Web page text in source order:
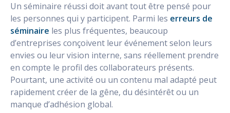
Un séminaire réussi doit avant tout être pensé pour
les personnes qui y participent. Parmi les erreurs de
séminaire les plus fréquentes, beaucoup
d’entreprises conçoivent leur événement selon leurs
envies ou leur vision interne, sans réellement prendre
en compte le profil des collaborateurs présents.
Pourtant, une activité ou un contenu mal adapté peut
rapidement créer de la gêne, du désintérêt ou un
manque d’adhésion global.